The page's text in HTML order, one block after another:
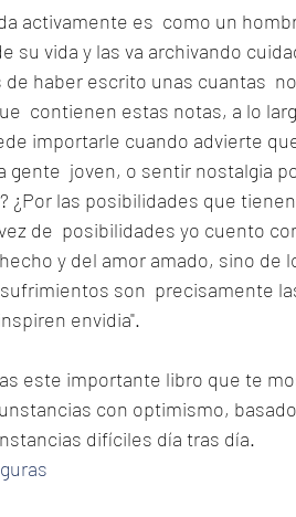
activamente es  como un
su vida y las va archivando
haber escrito unas cuantas
contienen estas notas, a lo
importarle cuando advierte
gente  joven, o sentir nostalgia
¿Por las posibilidades que
de  posibilidades yo cuento
y del amor amado, sino de
son  precisamente
envidia".
este importante libro que te
con optimismo,
difíciles día tras día.